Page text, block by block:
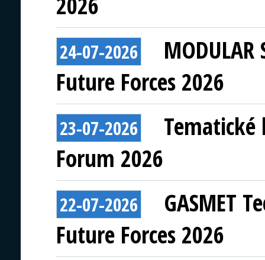
24-07-2026
Future Forces 2026
23-07-2026
Tematické
Forum 2026
22-07-2026
GASMET
Future Forces 2026